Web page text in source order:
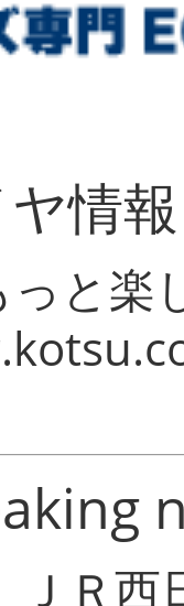
情
と楽
ＪＲ